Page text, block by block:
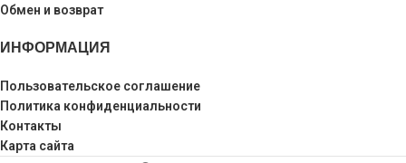
Обмен и возврат
ИНФОРМАЦИЯ
Пользовательское соглашение
Политика конфиденциальности
Контакты
Карта сайта